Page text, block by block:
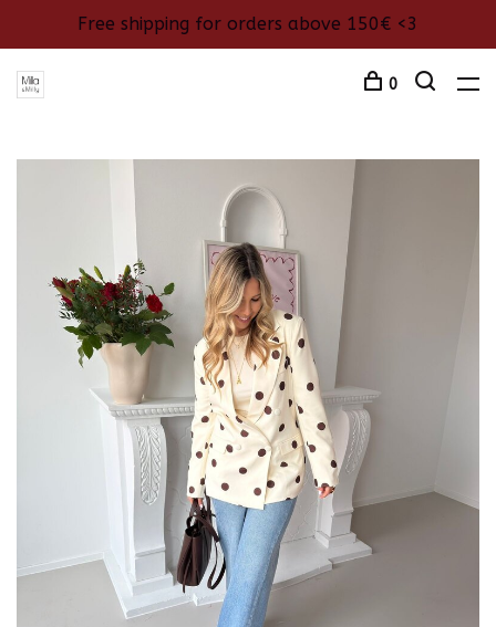
Free shipping for orders above 150€ <3
0